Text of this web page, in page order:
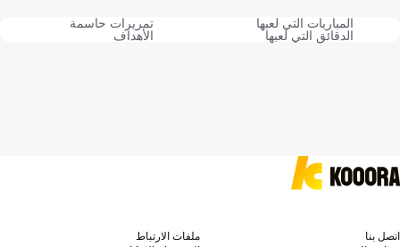
المباريات التي لعبها
تمريرات حاسمة
الدقائق التي لعبها
الأهداف
اتصل بنا
ملفات الارتباط